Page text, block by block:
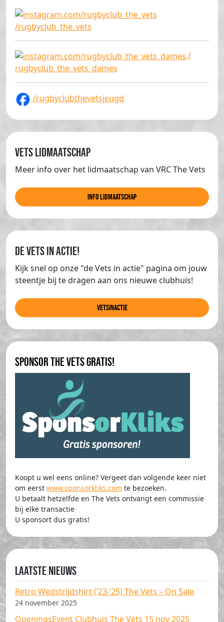
/rugbyclub_the_vets
/
rugbyclub_the_vets_dames
/rugbyclubthevetsjeugd
Vets lidmaatschap
Meer info over het lidmaatschap van VRC The Vets
info lidmaatschap
de Vets in actie!
Kijk snel op onze "de Vets in actie" pagina om jouw
steentje bij te dragen aan ons nieuwe clubhuis!
Vetsinactie
Sponsor The Vets gratis!
Koopt u wel eens online? Vergeet dan volgende keer niet
om eerst www.sponsorkliks.com te bezoeken.
U betaalt hetzelfde en The Vets ontvangt een commissie
bij elke transactie
U sponsort dus gratis!
Laatste nieuws
Retro Wedstrijdshirt (’23-’25) The Vets – On Sale
24 november 2025
OpeningsEvent Clubhuis The Vets 15 nov 2025